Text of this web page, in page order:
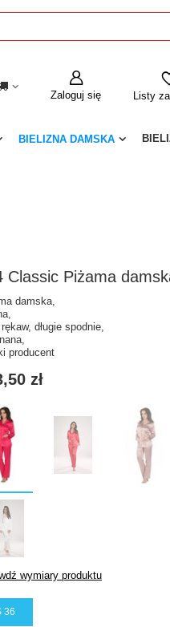
Zaloguj się Listy
BIELIZNA DAMSKA
Classic Piżama
damska,
rękaw, długie spodnie,
producent
zł
wymiary produktu
36